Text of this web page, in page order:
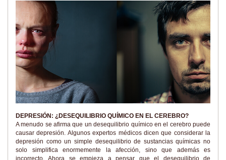
DEPRESIÓN: ¿DESEQUILIBRIO QUÍMICO EN EL CEREBRO?
A menudo se afirma que un desequilibrio químico en el cerebro puede
causar depresión. Algunos expertos médicos dicen que considerar la
depresión como un simple desequilibrio de sustancias químicas no
solo simplifica enormemente la afección, sino que además es
incorrecto. Ahora se empieza a pensar que el desequilibrio de